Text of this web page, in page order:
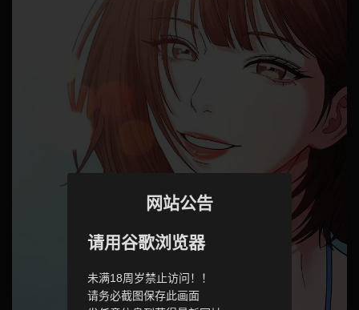
网站公告
请用谷歌浏览器
未满18周岁禁止访问！！
请务必截图保存此画面